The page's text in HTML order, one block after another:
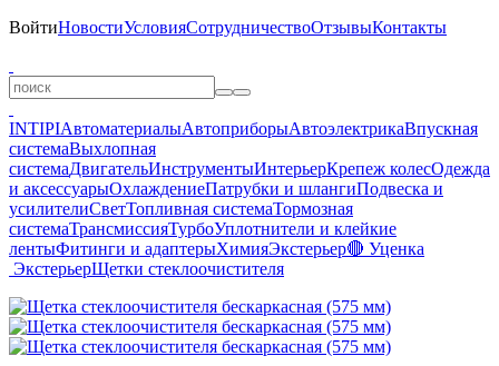
ВойтиНовостиУсловияСотрудничествоОтзывыКонтакты
INTIPIАвтоматериалыАвтоприборыАвтоэлектрикаВпускная
системаВыхлопная
системаДвигательИнструментыИнтерьерКрепеж колесОдежда
и аксессуарыОхлаждениеПатрубки и шлангиПодвеска и
усилителиСветТопливная системаТормозная
системаТрансмиссияТурбоУплотнители и клейкие
лентыФитинги и адаптерыХимияЭкстерьер🔴 Уценка
ЭкстерьерЩетки стеклоочистителя